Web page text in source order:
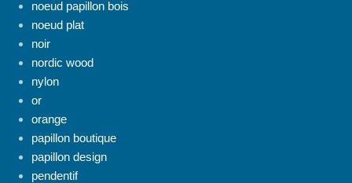
noeud papillon bois
noeud plat
noir
nordic wood
nylon
or
orange
papillon boutique
papillon design
pendentif